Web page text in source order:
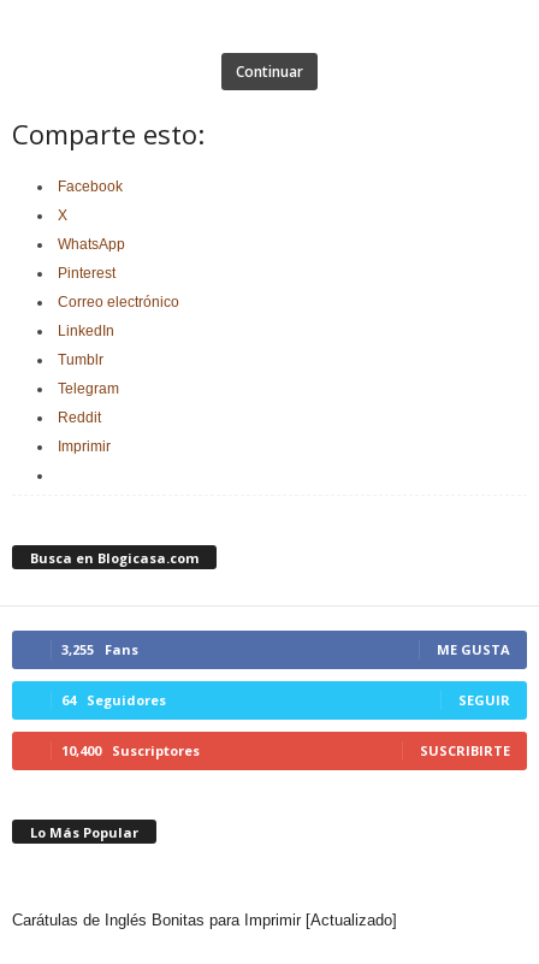
Continuar
Comparte esto:
Facebook
X
WhatsApp
Pinterest
Correo electrónico
LinkedIn
Tumblr
Telegram
Reddit
Imprimir
Busca en Blogicasa.com
3,255 Fans ME GUSTA
64 Seguidores SEGUIR
10,400 Suscriptores SUSCRIBIRTE
Lo Más Popular
Carátulas de Inglés Bonitas para Imprimir [Actualizado]